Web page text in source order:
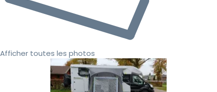
Afficher toutes les photos